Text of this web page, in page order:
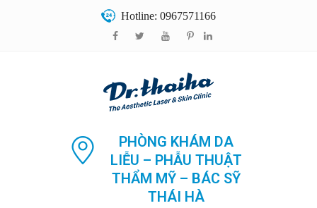
Hotline: 0967571166
PHÒNG KHÁM DA
LIỄU – PHẪU THUẬT
THẨM MỸ – BÁC SỸ
THÁI HÀ